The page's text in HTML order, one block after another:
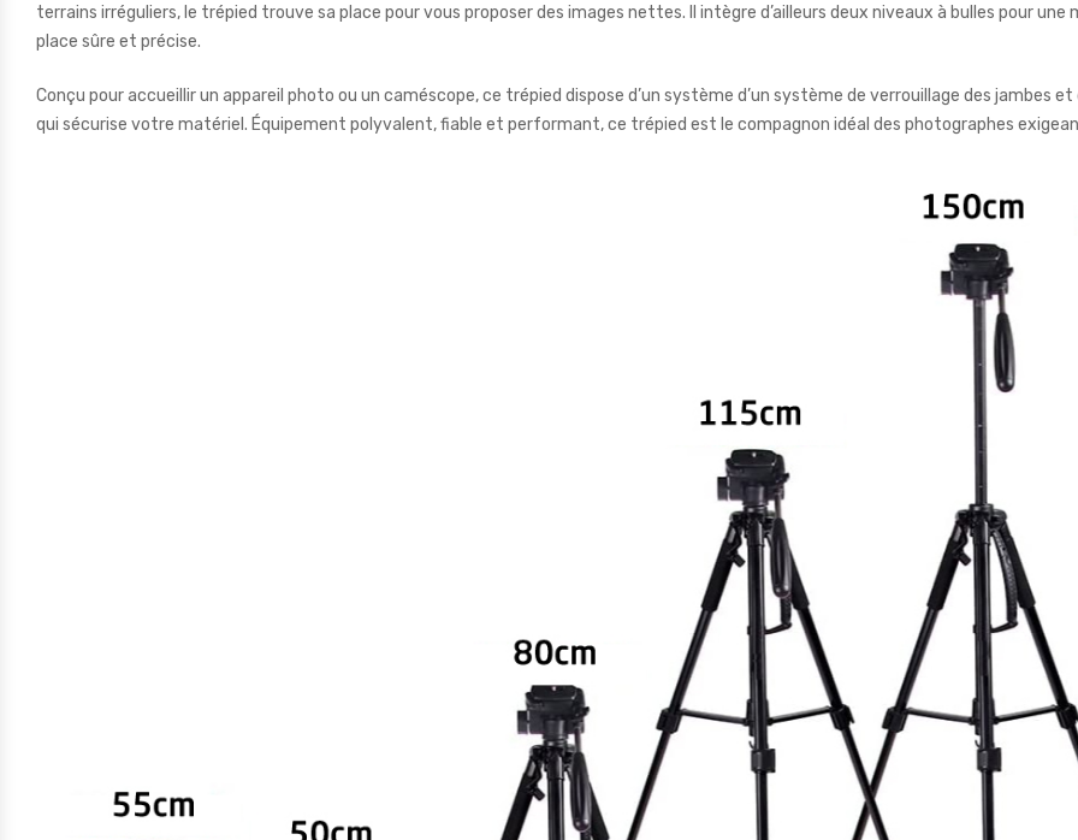
terrains irréguliers, le trépied trouve sa place pour vous proposer des images nettes. Il intègre d’ailleurs deux niveaux à bulles pour une
place sûre et précise.
Conçu pour accueillir un appareil photo ou un caméscope, ce trépied dispose d’un système d’un système de verrouillage des jambes et
qui sécurise votre matériel. Équipement polyvalent, fiable et performant, ce trépied est le compagnon idéal des photographes